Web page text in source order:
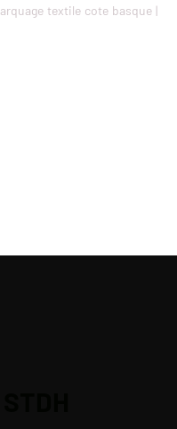
textile cote basque|